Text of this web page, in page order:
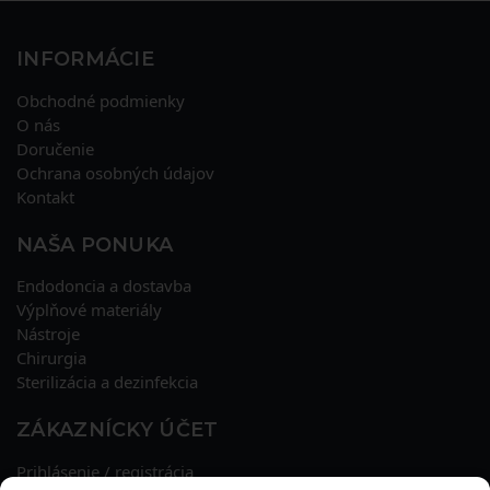
INFORMÁCIE
Obchodné podmienky
O nás
Doručenie
Ochrana osobných údajov
Kontakt
NAŠA PONUKA
Endodoncia a dostavba
Výplňové materiály
Nástroje
Chirurgia
Sterilizácia a dezinfekcia
ZÁKAZNÍCKY ÚČET
Prihlásenie / registrácia